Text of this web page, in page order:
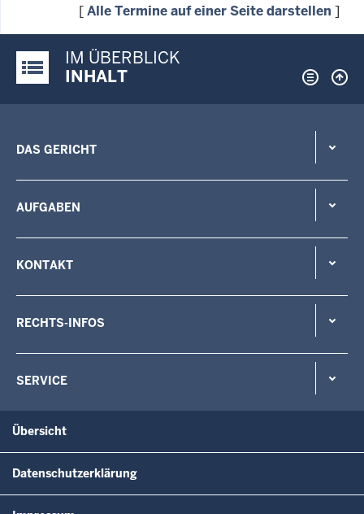
[Alle Termine auf einer Seite darstellen ]
Justiz-Portal im Überblick:
IM ÜBERBLICK
INHALT
DAS GERICHT
AUFGABEN
KONTAKT
RECHTS-INFOS
SERVICE
Übersicht
Datenschutzerklärung